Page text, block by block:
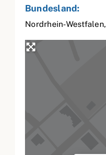
Bundesland:
Nordrhein-Westfalen,